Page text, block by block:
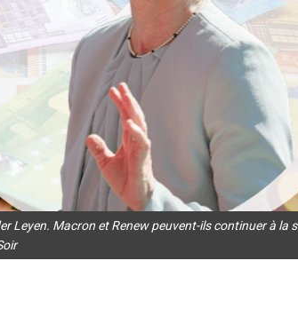
Leyen. Macron et Renew peuvent-ils continuer à la